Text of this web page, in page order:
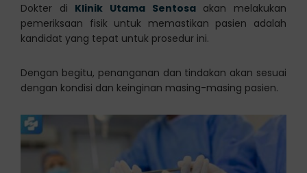
Dokter di Klinik Utama Sentosaakan melakukan
pemeriksaan fisik untuk memastikan pasien adalah
kandidat yang tepat untuk prosedur ini.
Dengan begitu, penanganan dan tindakan akan sesuai
dengan kondisi dan keinginan masing-masing pasien.